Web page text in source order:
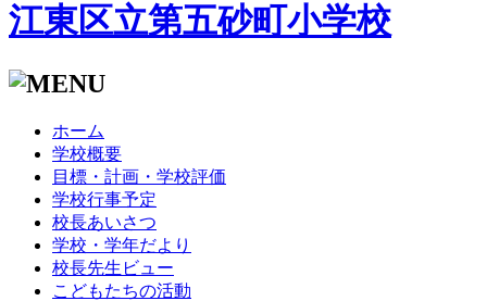
江東区立第五砂町小学校
ホーム
学校概要
目標・計画・学校評価
学校行事予定
校長あいさつ
学校・学年だより
校長先生ビュー
こどもたちの活動